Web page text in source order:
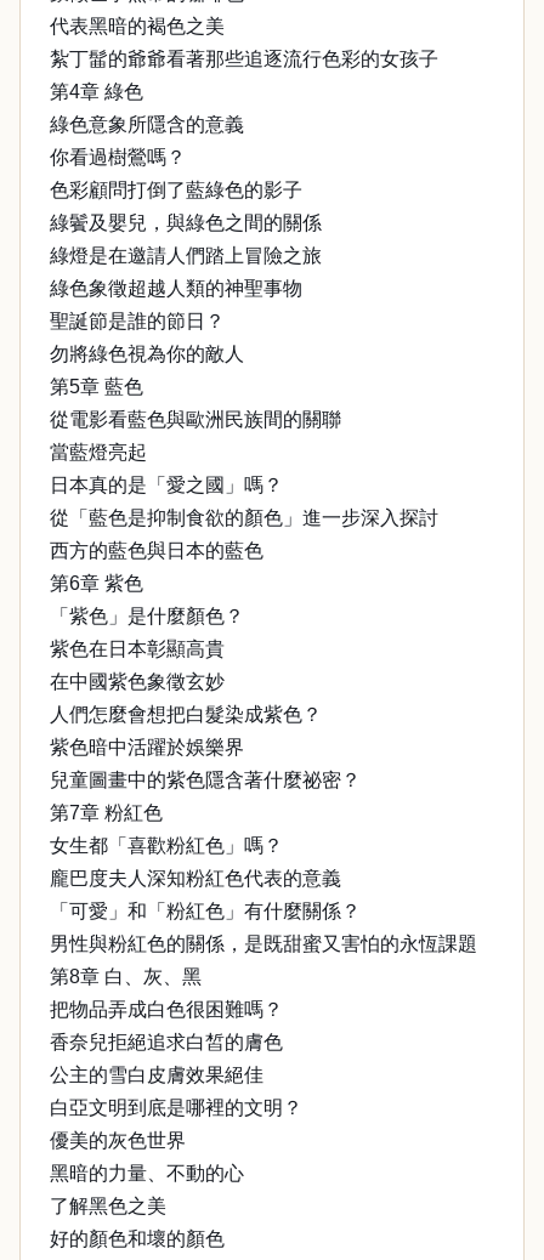
代表黑暗的褐色之美
紮丁髷的爺爺看著那些追逐流行色彩的女孩子
第4章 綠色
綠色意象所隱含的意義
你看過樹鶯嗎？
色彩顧問打倒了藍綠色的影子
綠鬢及嬰兒，與綠色之間的關係
綠燈是在邀請人們踏上冒險之旅
綠色象徵超越人類的神聖事物
聖誕節是誰的節日？
勿將綠色視為你的敵人
第5章 藍色
從電影看藍色與歐洲民族間的關聯
當藍燈亮起
日本真的是「愛之國」嗎？
從「藍色是抑制食欲的顏色」進一步深入探討
西方的藍色與日本的藍色
第6章 紫色
「紫色」是什麼顏色？
紫色在日本彰顯高貴
在中國紫色象徵玄妙
人們怎麼會想把白髮染成紫色？
紫色暗中活躍於娛樂界
兒童圖畫中的紫色隱含著什麼祕密？
第7章 粉紅色
女生都「喜歡粉紅色」嗎？
龐巴度夫人深知粉紅色代表的意義
「可愛」和「粉紅色」有什麼關係？
男性與粉紅色的關係，是既甜蜜又害怕的永恆課題
第8章 白、灰、黑
把物品弄成白色很困難嗎？
香奈兒拒絕追求白皙的膚色
公主的雪白皮膚效果絕佳
白亞文明到底是哪裡的文明？
優美的灰色世界
黑暗的力量、不動的心
了解黑色之美
好的顏色和壞的顏色